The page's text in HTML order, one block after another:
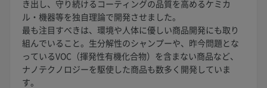
き出し、守り続けるコーティングの品質を高めるケミカ
ル・機器等を独自理論で開発させました。
最も注目すべきは、環境や人体に優しい商品開発にも取り
組んでいること。生分解性のシャンプーや、昨今問題とな
っているVOC（揮発性有機化合物）を含まない商品など、
ナノテクノロジーを駆使した商品も数多く開発していま
す。